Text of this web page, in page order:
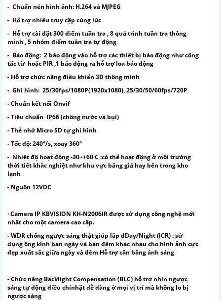
- Chuẩn nén hình ảnh: H.264 và MJPEG
- Hỗ trợ nhiều truy cập cùng lúc
- Hỗ trợ cài đặt 300 điểm tuần tra , 8 quá trình tuần tra thông
minh , 5 nhóm điểm tuần tra tự động
- Báo động: 2 báo động vào hỗ trợ các thiết bị báo động như công
tắc từ hoặc PIR ,1 báo động ra hỗ trợ loa báo động
- Hỗ trợ chức năng điều khiển 3D thông minh
- Ghi hình: 25/30fps/1080P(1920x1080), 25/30/50/60fps/720P
- Chuẩn kết nối Onvif
- Tiêu chuẩn IP66 (chống nước và bụi)
- Thẻ nhớ Micro SD tự ghi hình
- Tốc độ: 240°/s, xoay 360°
- Nhiệt độ hoạt động -30~+60 C :có thể hoạt động ở môi trường
thời tiết khắc nghiệt như khu vực băng giá hay bên trong kho
lạnh
- Nguồn 12VDC
· Camera IP KBVISION KH-N2006IR được sử dụng công nghệ mới
nhất cho một camera cao cấp.
- WDR chống ngược sáng thật giúp lắp đDay/Night (ICR) : sử
dụng ống kính ban ngày và ban đêm khác nhau cho hình ảnh cực
đẹp xuất sắc giữa ngày và đêm Hỗ trợ cân bằng ánh sáng
- Chức năng Backlight Compensation (BLC) hỗ trợ nhìn ngược
sáng tự động điều chỉnhặt dễ dàng ở mọi vị trí mà không lo bị
ngược sáng